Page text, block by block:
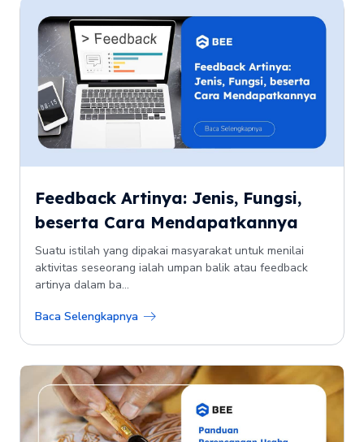
Feedback Artinya: Jenis, Fungsi,
beserta Cara Mendapatkannya
Suatu istilah yang dipakai masyarakat untuk menilai
aktivitas seseorang ialah umpan balik atau feedback
artinya dalam ba...
Baca Selengkapnya